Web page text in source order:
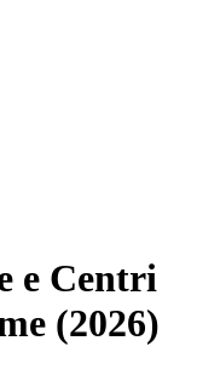
e Centri
(2026)